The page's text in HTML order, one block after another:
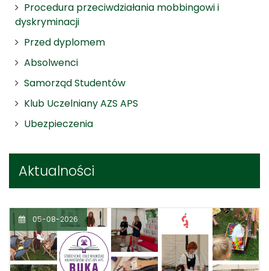
Procedura przeciwdziałania mobbingowi i
dyskryminacji
Przed dyplomem
Absolwenci
Samorząd Studentów
Klub Uczelniany AZS APS
Ubezpieczenia
Aktualności
05-08-2026